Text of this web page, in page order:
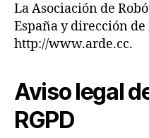
La Asociación de
España y dirección
http://www.arde.cc.
Aviso legal
RGPD